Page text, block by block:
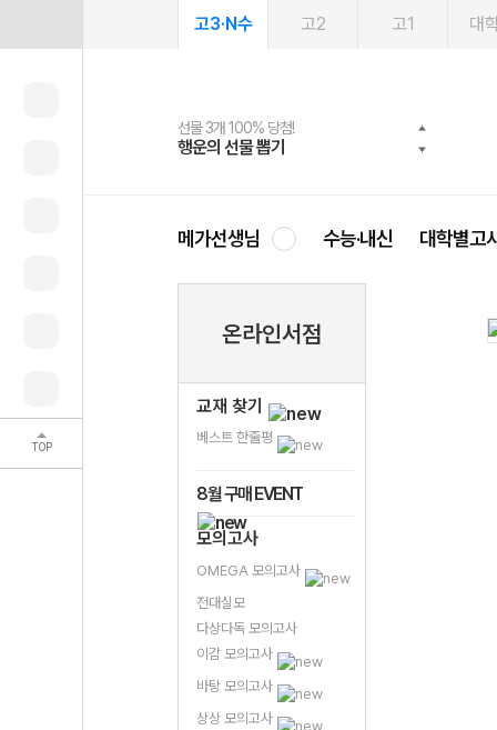
TOP
고3·N수 고2 고1 대
선물 3개 100% 당첨!
행운의 선물 뽑기
선물 100% 증정!
메가스터디 X 올리브
여름방학 스터디 캐시백
메가런 썸머스쿨
2027 러셀 단과
강사 공개선발
스마트러닝앱
설문 EVENT
메가패스
3일 무료 체험권
메가패스 수강생 무료혜택!
메가클럽 멤버십
사회공헌 캠페인
희망이룸 메가나눔
메가선생님 수능·내신 대학별고
온라인서점
교재 찾기
베스트 한줄평
8월 구매 EVENT
모의고사
OMEGA 모의고사
전대실모
다상다독 모의고사
이감 모의고사
바탕 모의고사
상상 모의고사